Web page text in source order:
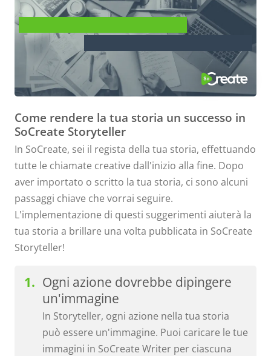
Come sarà pensare come un regista
Fai risplendere la tua
Come rendere la tua storia un successo in
SoCreate Storyteller
In SoCreate, sei il regista della tua storia, effettuando
tutte le chiamate creative dall'inizio alla fine. Dopo
aver importato o scritto la tua storia, ci sono alcuni
passaggi chiave che vorrai seguire.
L'implementazione di questi suggerimenti aiuterà la
tua storia a brillare una volta pubblicata in SoCreate
Storyteller!
Ogni azione dovrebbe dipingere
un'immagine
In Storyteller, ogni azione nella tua storia
può essere un'immagine. Puoi caricare le tue
immagini in SoCreate Writer per ciascuna